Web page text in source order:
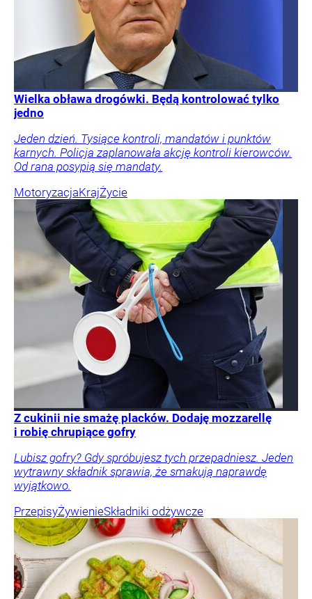
Wielka obława drogówki. Będą kontrolować tylko
jedno
Jeden dzień. Tysiące kontroli, mandatów i punktów
karnych. Policja zaplanowała akcję kontroli kierowców.
Od rana posypią się mandaty.
MotoryzacjaKrajŻycie
Z cukinii nie smażę placków. Dodaję mozzarellę
i robię chrupiące gofry
Lubisz gofry? Gdy spróbujesz tych przepadniesz. Jeden
wytrawny składnik sprawia, że smakują naprawdę
wyjątkowo.
PrzepisyŻywienieSkładniki odżywcze